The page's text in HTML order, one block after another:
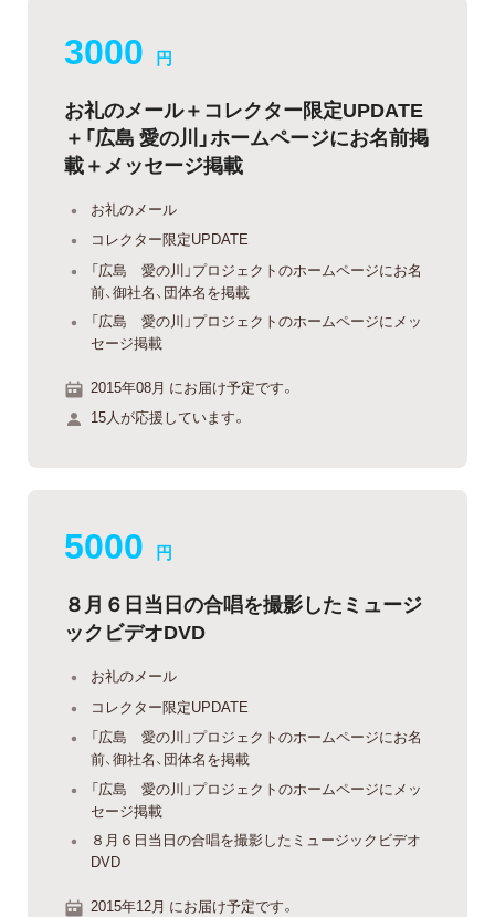
3000 円
お礼のメール＋コレクター限定UPDATE
＋「広島 愛の川」ホームページにお名前掲
載＋メッセージ掲載
お礼のメール
コレクター限定UPDATE
「広島 愛の川」プロジェクトのホームページにお名
前、御社名、団体名を掲載
「広島 愛の川」プロジェクトのホームページにメッ
セージ掲載
2015年08月 にお届け予定です。
15人が応援しています。
5000 円
８月６日当日の合唱を撮影したミュージ
ックビデオDVD
お礼のメール
コレクター限定UPDATE
「広島 愛の川」プロジェクトのホームページにお名
前、御社名、団体名を掲載
「広島 愛の川」プロジェクトのホームページにメッ
セージ掲載
８月６日当日の合唱を撮影したミュージックビデオ
DVD
2015年12月 にお届け予定です。